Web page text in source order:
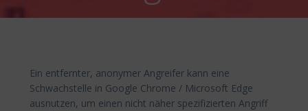
Ein entfernter, anonymer Angreifer kann eine
Schwachstelle in Google Chrome / Microsoft Edge
ausnutzen, um einen nicht näher spezifizierten Angriff